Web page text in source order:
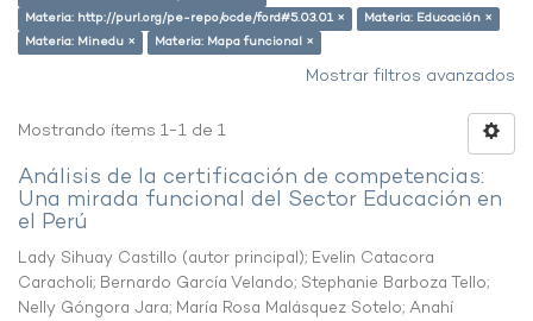
Materia: http://purl.org/pe-repo/ocde/ford#5.03.01 ×
Materia: Educación ×
Materia: Minedu ×
Materia: Mapa funcional ×
Mostrar filtros avanzados
Mostrando ítems 1-1 de 1
Análisis de la certificación de competencias:
Una mirada funcional del Sector Educación en
el Perú
Lady Sihuay Castillo (autor principal); Evelin Catacora
Caracholi; Bernardo García Velando; Stephanie Barboza Tello;
Nelly Góngora Jara; María Rosa Malásquez Sotelo; Anahí